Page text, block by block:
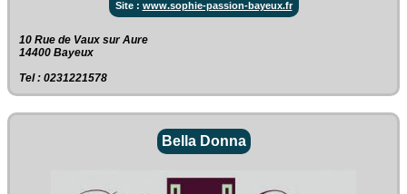
Site : www.sophie-passion-bayeux.fr
10 Rue de Vaux sur Aure‎
14400 Bayeux
Tel : 0231221578
Bella Donna